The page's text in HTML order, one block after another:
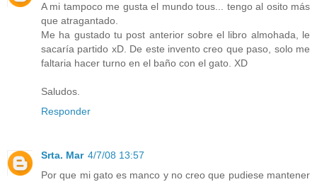
A mi tampoco me gusta el mundo tous... tengo al osito más
que atragantado.
Me ha gustado tu post anterior sobre el libro almohada, le
sacaría partido xD. De este invento creo que paso, solo me
faltaria hacer turno en el baño con el gato. XD
Saludos.
Responder
Srta. Mar 4/7/08 13:57
Por que mi gato es manco y no creo que pudiese mantener